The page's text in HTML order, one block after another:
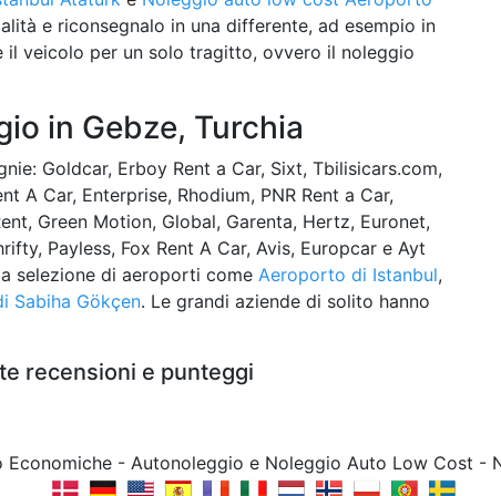
e riconsegnalo in una differente, ad esempio in
il veicolo per un solo tragitto, ovvero il noleggio
in Gebze, Turchia
Goldcar, Erboy Rent a Car, Sixt, Tbilisicars.com,
A Car, Enterprise, Rhodium, PNR Rent a Car,
Green Motion, Global, Garenta, Hertz, Euronet,
Payless, Fox Rent A Car, Avis, Europcar e Ayt
selezione di aeroporti come Aeroporto di Istanbul,
Sabiha Gökçen. Le grandi aziende di solito hanno
recensioni e punteggi
- Autonoleggio e Noleggio Auto Low Cost -